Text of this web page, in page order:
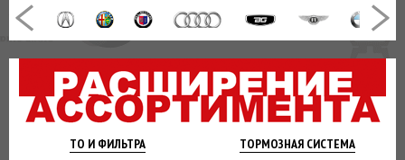
ТО И ФИЛЬТРА ТОРМОЗНАЯСИСТЕМА